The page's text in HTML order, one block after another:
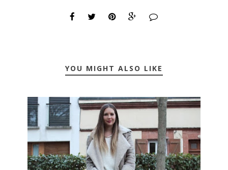
YOU MIGHT ALSO LIKE